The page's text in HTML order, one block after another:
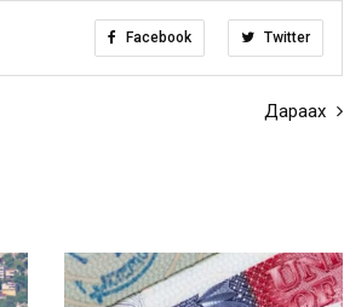
Facebook Twitter
Дараах